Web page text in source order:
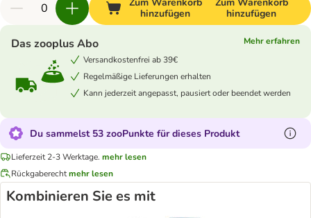
hinzufügen
hinzufügen
Das zooplus Abo
Mehr erfahren
Versandkostenfrei ab 39€
Regelmäßige Lieferungen erhalten
Kann jederzeit angepasst, pausiert oder beendet werden
Du sammelst 53 zooPunkte für dieses Produkt
Lieferzeit 2-3 Werktage. mehr lesen
Rückgaberechtmehr lesen
Kombinieren Sie es mit